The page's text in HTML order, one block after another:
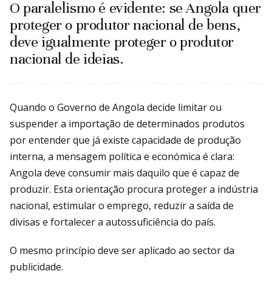
O paralelismo é evidente: se Angola quer
proteger o produtor nacional de bens,
deve igualmente proteger o produtor
nacional de ideias.
Quando o Governo de Angola decide limitar ou
suspender a importação de determinados produtos
por entender que já existe capacidade de produção
interna, a mensagem política e económica é clara:
Angola deve consumir mais daquilo que é capaz de
produzir. Esta orientação procura proteger a indústria
nacional, estimular o emprego, reduzir a saída de
divisas e fortalecer a autossuficiência do país.
O mesmo princípio deve ser aplicado ao sector da
publicidade.